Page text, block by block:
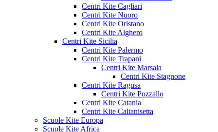
Centri Kite Cagliari
Centri Kite Nuoro
Centri Kite Oristano
Centri Kite Alghero
Centri Kite Sicilia
Centri Kite Palermo
Centri Kite Trapani
Centri Kite Marsala
Centri Kite Stagnone
Centri Kite Ragusa
Centri Kite Pozzallo
Centri Kite Catania
Centri Kite Caltanisetta
Scuole Kite Europa
Scuole Kite Africa